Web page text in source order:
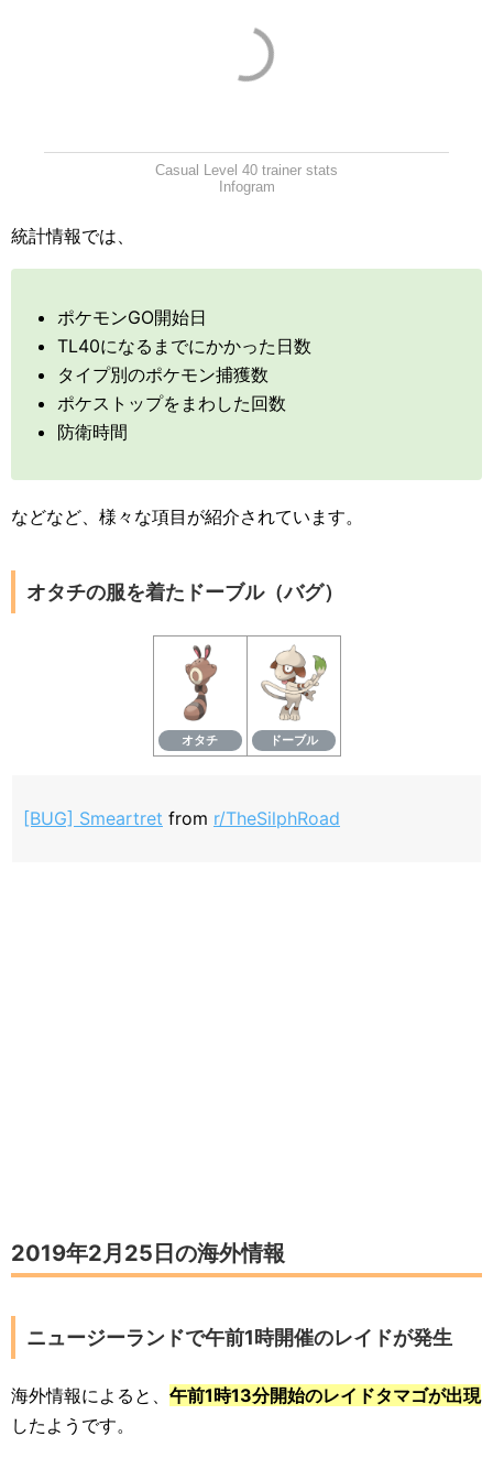
Casual Level 40 trainer stats
Infogram
統計情報では、
ポケモンGO開始日
TL40になるまでにかかった日数
タイプ別のポケモン捕獲数
ポケストップをまわした回数
防衛時間
などなど、様々な項目が紹介されています。
オタチの服を着たドーブル（バグ）
オタチ ドーブル
[BUG] Smeartret from r/TheSilphRoad
2019年2月25日の海外情報
ニュージーランドで午前1時開催のレイドが発生
海外情報によると、 午前1時13分開始のレイドタマゴが出現
したようです。